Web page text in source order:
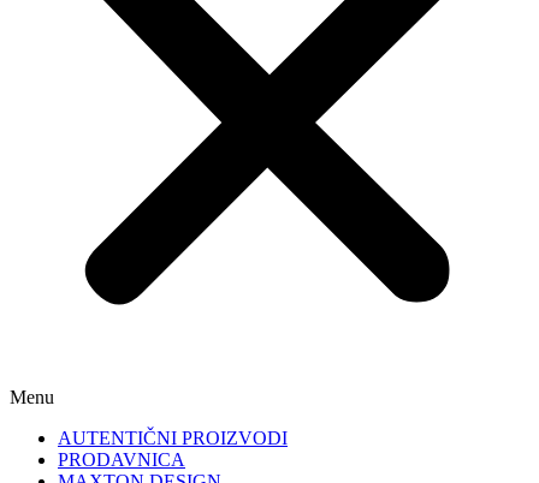
Menu
AUTENTIČNI PROIZVODI
PRODAVNICA